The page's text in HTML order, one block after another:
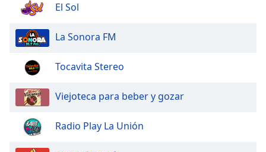
El Sol
La Sonora FM
Tocavita Stereo
Viejoteca para beber y gozar
Radio Play La Unión